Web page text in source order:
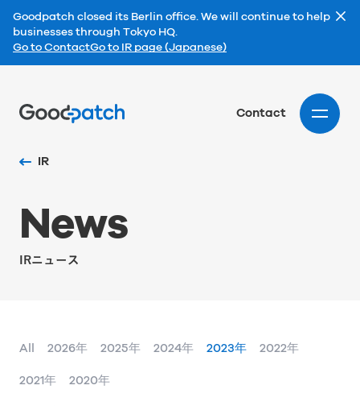
Goodpatch closed its Berlin office. We will continue to help
businesses through Tokyo HQ.
Go to ContactGo to IR page (Japanese)
Contact
IR
News
IRニュース
All 2026年 2025年 2024年 2023年 2022年
2021年 2020年